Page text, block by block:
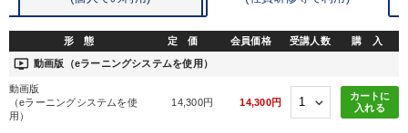
インフレ対策・値上げ
※「更新」を押すと「タグ・キーワード」を更新いただけます。
形 態 定 価 会員価格 受講人数 購 入
ondemand_video 動画版（eラーニングシステムを使用）
動画版
（eラーニングシステムを使
用）
14,300円 14,300円
カートに
入れる